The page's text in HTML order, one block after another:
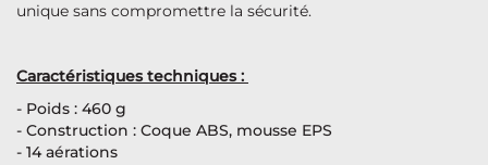
unique sans compromettre la sécurité.
Caractéristiques techniques :
- Poids : 460 g
- Construction : Coque ABS, mousse EPS
- 14 aérations